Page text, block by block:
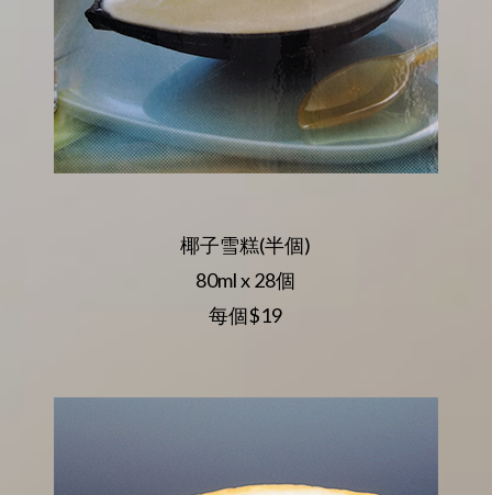
椰子雪糕(半個)
80ml x 28個
每個$19